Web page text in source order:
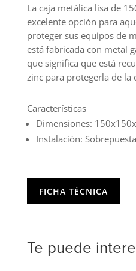
150x150x100
galvanizada
en
caliente
cantidad
La caja metálica lisa de
excelente opción para
proteger sus equipos de
está fabricada con metal
que significa que está
zinc para protegerla de
Características
Dimensiones:
Instalación: Sobrepuesta
FICHA TÉCNICA
Te puede